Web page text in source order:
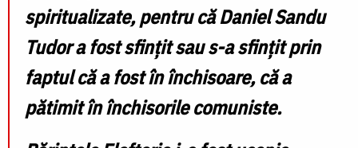
spiritualizate, pentru că Daniel Sandu
Tudor a fost sfințit sau s-a sfințit prin
faptul că a fost în închisoare, că a
pătimit în închisorile comuniste.